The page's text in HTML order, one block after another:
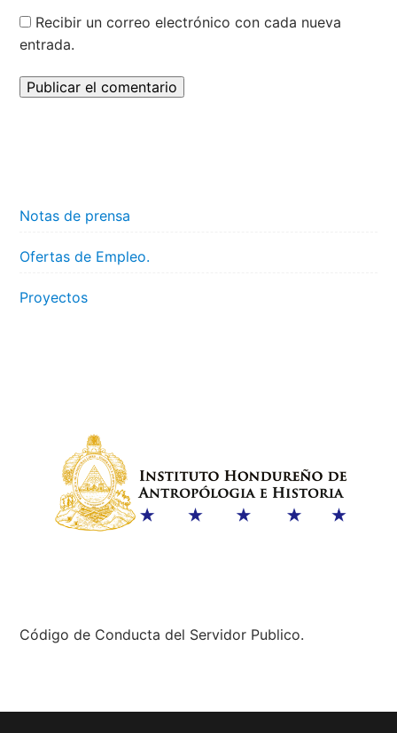
Recibir un correo electrónico con cada nueva
entrada.
Notas de prensa
Ofertas de Empleo.
Proyectos
Código de Conducta del Servidor Publico.